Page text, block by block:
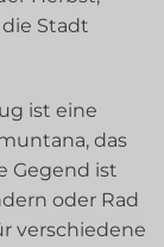
Stadt
ist eine
das
Gegend ist
oder Rad
verschiedene